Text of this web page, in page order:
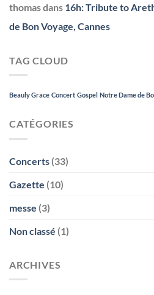
thomasdans 16h: Tribute to
de Bon Voyage, Cannes
TAG CLOUD
Beauly Grace Concert Gospel Notre Dame de
CATÉGORIES
Concerts (33)
Gazette (10)
messe (3)
Non classé (1)
ARCHIVES